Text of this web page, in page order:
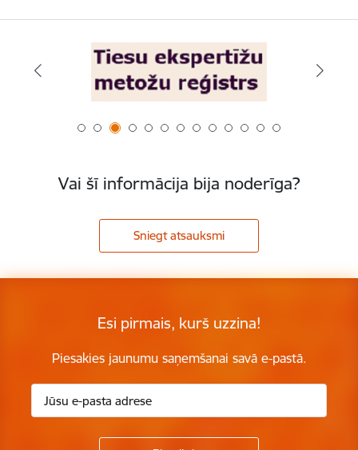
Vai šī informācija bija noderīga?
Sniegt atsauksmi
Esi pirmais, kurš uzzina!
Piesakies jaunumu saņemšanai savā e-pastā.